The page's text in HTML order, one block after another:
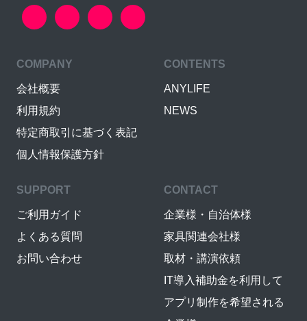
COMPANY
会社概要
利用規約
特定商取引に基づく表記
個人情報保護方針
CONTENTS
ANYLIFE
NEWS
SUPPORT
ご利用ガイド
よくある質問
お問い合わせ
CONTACT
企業様・自治体様
家具関連会社様
取材・講演依頼
IT導入補助金を利用して
アプリ制作を希望される